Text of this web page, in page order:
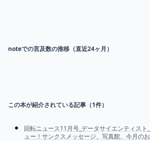
noteでの言及数の推移（直近24ヶ月）
この本が紹介されている記事（1件）
回転ニュース11月号_データサイエンティス
ュー！サンクスメッセージ、写真館、今月の